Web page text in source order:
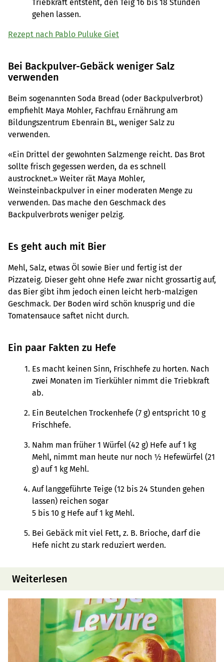
Triebkraft entsteht, den Teig 16 bis 18 Stunden
gehen lassen.
Rezept nach Pablo Puluke Giet
Bei Backpulver-Gebäck weniger Salz
verwenden
Beim sogenannten Soda Bread (oder Backpulverbrot)
empfiehlt Maya Mohler, Fachfrau Ernährung am
Bildungszentrum Ebenrain BL, weniger Salz zu
verwenden.
«Ein Drittel der gewohnten Salzmenge reicht. Das Brot
sollte frisch gegessen werden, da es schnell
austrocknet.» Weiter rät Maya Mohler,
Weinsteinbackpulver in einer moderaten Menge zu
verwenden. Das mache den Geschmack des
Backpulverbrots weniger pelzig.
Es geht auch mit Bier
Mehl, Salz, etwas Öl sowie Bier und fertig ist der
Pizzateig. Dieser geht ohne Hefe zwar nicht grossartig auf,
das Bier gibt ihm jedoch einen leicht herb-malzigen
Geschmack. Der Boden wird schön knusprig und die
Tomatensauce saftet nicht durch.
Ein paar Fakten zu Hefe
Es macht keinen Sinn, Frischhefe zu horten. Nach
zwei Monaten im Tierkühler nimmt die Triebkraft
ab.
Ein Beutelchen Trockenhefe (7 g) entspricht 10 g
Frischhefe.
Nahm man früher 1 Würfel (42 g) Hefe auf 1 kg
Mehl, nimmt man heute nur noch ½ Hefewürfel (21
g) auf 1 kg Mehl.
Auf langgeführte Teige (12 bis 24 Stunden gehen
lassen) reichen sogar
5 bis 10 g Hefe auf 1 kg Mehl.
Bei Gebäck mit viel Fett, z. B. Brioche, darf die
Hefe nicht zu stark reduziert werden.
Weiterlesen